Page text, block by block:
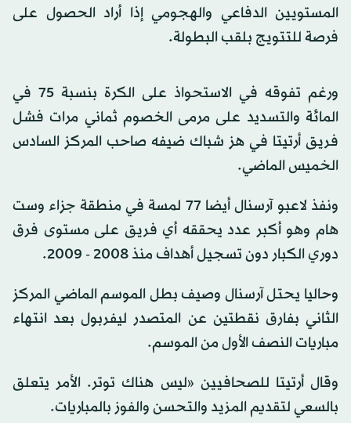
المستويين الدفاعي والهجومي إذا أراد الحصول على
فرصة للتتويج بلقب البطولة.
ورغم تفوقه في الاستحواذ على الكرة بنسبة 75 في
المائة والتسديد على مرمى الخصوم ثماني مرات فشل
فريق أرتيتا في هز شباك ضيفه صاحب المركز السادس
الخميس الماضي.
ونفذ لاعبو آرسنال أيضا 77 لمسة في منطقة جزاء وست
هام وهو أكبر عدد يحققه أي فريق على مستوى فرق
دوري الكبار دون تسجيل أهداف منذ 2008 - 2009.
وحاليا يحتل آرسنال وصيف بطل الموسم الماضي المركز
الثاني بفارق نقطتين عن المتصدر ليفربول بعد انتهاء
مباريات النصف الأول من الموسم.
وقال أرتيتا للصحافيين «ليس هناك توتر. الأمر يتعلق
بالسعي لتقديم المزيد والتحسن والفوز بالمباريات.